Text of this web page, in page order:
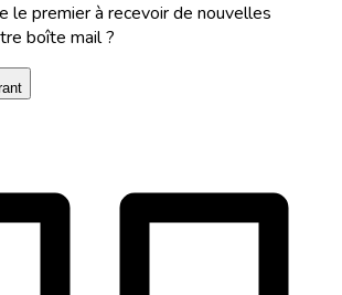
le premier à recevoir de nouvelles
boîte mail ?